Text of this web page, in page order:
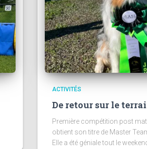
ACTIVITÉS
De retour sur le
Première compétition post
obtient son titre de Master
Elle a été géniale tout le